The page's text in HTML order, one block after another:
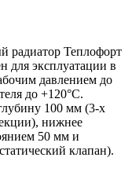
радиатор Теплофорт
для эксплуатации в
давлением до
до +120°C.
100 мм (3-х
нижнее
50 мм и
клапан).